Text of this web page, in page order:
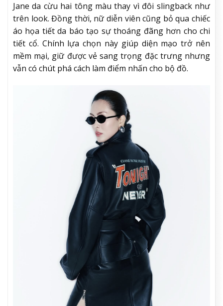
Jane da cừu hai tông màu thay vì đôi slingback như
trên look. Đồng thời, nữ diễn viên cũng bỏ qua chiếc
áo họa tiết da báo tạo sự thoáng đãng hơn cho chi
tiết cổ. Chính lựa chọn này giúp diện mạo trở nên
mềm mại, giữ được vẻ sang trọng đặc trưng nhưng
vẫn có chút phá cách làm điểm nhấn cho bộ đồ.